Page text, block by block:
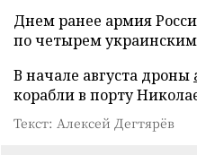
Днем ранее армия
по четырем украинским
В начале августа дроны
корабли в порту
Текст: Алексей Дегтярёв